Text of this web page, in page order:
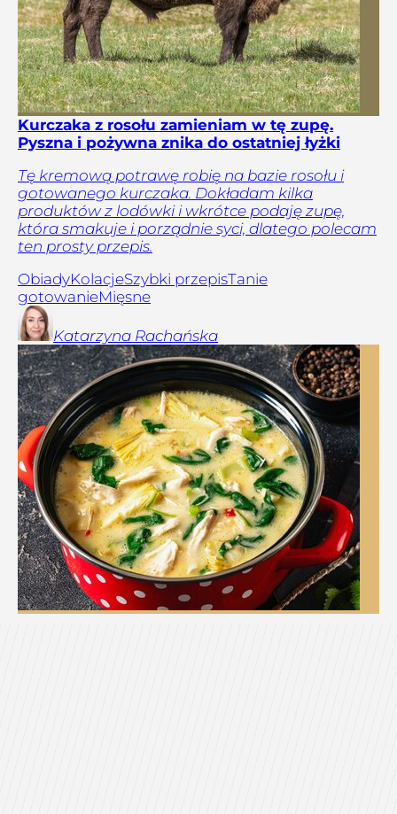
Kurczaka z rosołu zamieniam w tę zupę.
Pyszna i pożywna znika do ostatniej łyżki
Tę kremową potrawę robię na bazie rosołu i
gotowanego kurczaka. Dokładam kilka
produktów z lodówki i wkrótce podaję zupę,
która smakuje i porządnie syci, dlatego polecam
ten prosty przepis.
ObiadyKolacjeSzybki przepisTanie
gotowanieMięsne
Katarzyna Rachańska